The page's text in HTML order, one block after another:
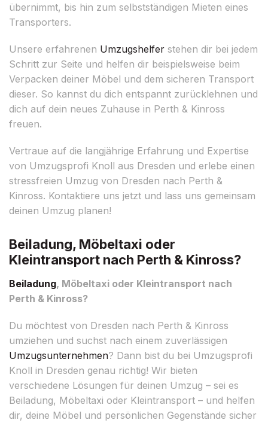
übernimmt, bis hin zum selbstständigen Mieten eines
Transporters.
Unsere erfahrenen Umzugshelfer stehen dir bei jedem
Schritt zur Seite und helfen dir beispielsweise beim
Verpacken deiner Möbel und dem sicheren Transport
dieser. So kannst du dich entspannt zurücklehnen und
dich auf dein neues Zuhause in Perth & Kinross
freuen.
Vertraue auf die langjährige Erfahrung und Expertise
von Umzugsprofi Knoll aus Dresden und erlebe einen
stressfreien Umzug von Dresden nach Perth &
Kinross. Kontaktiere uns jetzt und lass uns gemeinsam
deinen Umzug planen!
Beiladung, Möbeltaxi oder
Kleintransport nach Perth & Kinross?
Beiladung, Möbeltaxi oder Kleintransport nach
Perth & Kinross?
Du möchtest von Dresden nach Perth & Kinross
umziehen und suchst nach einem zuverlässigen
Umzugsunternehmen? Dann bist du bei Umzugsprofi
Knoll in Dresden genau richtig! Wir bieten
verschiedene Lösungen für deinen Umzug – sei es
Beiladung, Möbeltaxi oder Kleintransport – und helfen
dir, deine Möbel und persönlichen Gegenstände sicher